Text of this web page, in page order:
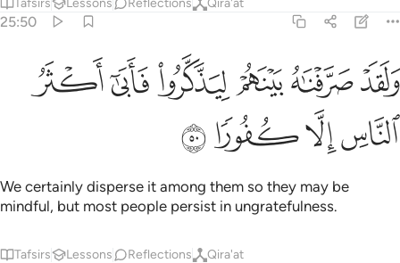
Tafsirs Lessons Reflections Qira'at
25:50
ولقد صرفناه بينهم ليذكروا فابى اكثر الناس الا كفورا ٥٠
وَلَقَدْ صَرَّفْنَـٰهُ بَيْنَهُمْ لِيَذَّكَّرُوا۟ فَأَبَىٰٓ أَكْثَرُ ٱلنَّاسِ إِلَّا كُفُورًۭا ٥٠
ﲏﲐﲑﲒﲓﲔ
ﲕﲖﲗﲘ
We certainly disperse it among them so they may be
mindful, but most people persist in ungratefulness.
Tafsirs Lessons Reflections Qira'at